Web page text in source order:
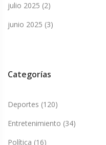
julio 2025 (2)
junio 2025 (3)
Categorías
Deportes (120)
Entretenimiento (34)
Política (16)